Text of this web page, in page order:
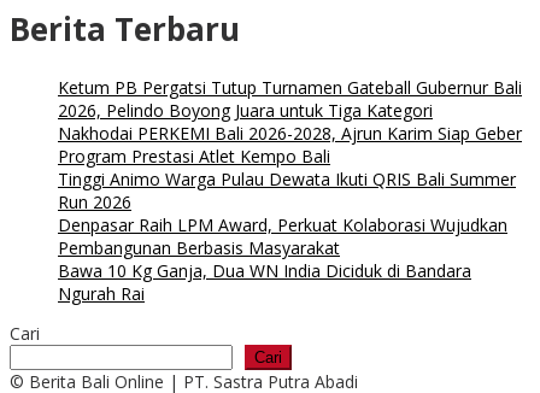
Berita Terbaru
Ketum PB Pergatsi Tutup Turnamen Gateball Gubernur Bali
2026, Pelindo Boyong Juara untuk Tiga Kategori
Nakhodai PERKEMI Bali 2026-2028, Ajrun Karim Siap Geber
Program Prestasi Atlet Kempo Bali
Tinggi Animo Warga Pulau Dewata Ikuti QRIS Bali Summer
Run 2026
Denpasar Raih LPM Award, Perkuat Kolaborasi Wujudkan
Pembangunan Berbasis Masyarakat
Bawa 10 Kg Ganja, Dua WN India Diciduk di Bandara
Ngurah Rai
Cari
Cari
© Berita Bali Online | PT. Sastra Putra Abadi